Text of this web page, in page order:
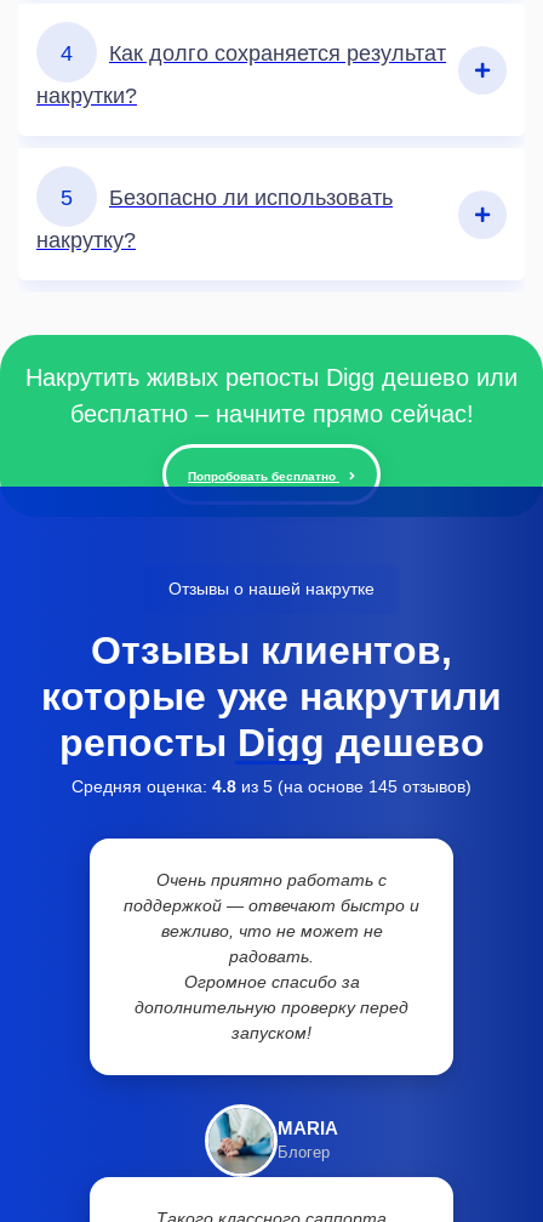
4
Как долго сохраняется результат
накрутки?
5
Безопасно ли использовать
накрутку?
Накрутить живых репосты Digg дешево или
бесплатно – начните прямо сейчас!
Попробовать бесплатно
Отзывы о нашей накрутке
Отзывы клиентов,
которые уже накрутили
репосты Digg дешево
Средняя оценка: 4.8 из 5 (на основе 145 отзывов)
Очень приятно работать с
поддержкой — отвечают быстро и
вежливо, что не может не
радовать.
Огромное спасибо за
дополнительную проверку перед
запуском!
MARIA
Блогер
Такого классного саппорта